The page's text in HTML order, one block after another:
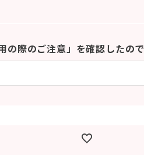
の際のご注意」を確認したので